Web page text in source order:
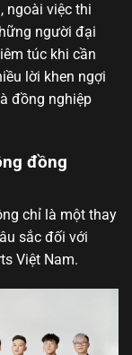
ngoài việc thi
người đại
túc khi cần
lời khen ngợi
đồng nghiệp
đồng
chỉ là một thay
sắc đối với
Việt Nam.